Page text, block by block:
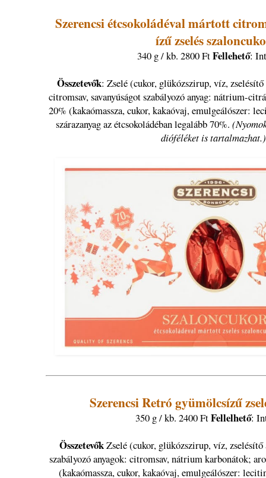
Szerencsi étcsokoládéval mártott
ízű zselés
340 g / kb. 2800 FtFellehető:
Összetevők: Zselé (cukor, glükózszirup, víz,
citromsav, savanyúságot szabályozó anyag: nátrium-
20% (kakaómassza, cukor, kakaóvaj, emulgeálószer:
szárazanyag az étcsokoládéban legalább 70%.
dióféléket is tartalmazhat.)
Szerencsi Retró gyümölcsízű
350 g / kb. 2400 FtFellelhető:
ÖsszetevőkZselé (cukor, glükózszirup, víz, zselésítő
szabályozó anyagok: citromsav, nátrium karbonátok;
(kakaómassza, cukor, kakaóvaj, emulgeálószer: